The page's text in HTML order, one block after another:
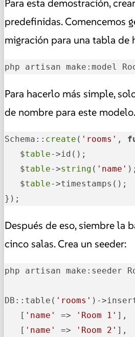
Para esta demostración,
predefinidas. Comencemos
migración para una tabla de
php artisan make:model
Para hacerlo más simple,
de nombre para este modelo.
Schema:: create ( 'rooms' ,
   $
table->id();
   $
table->string ( 'name' );
   $
table->timestamps();
});
Después de eso, siembre la
cinco salas. Crea un seeder:
php artisan make:seeder
DB::table ( 'rooms' ) ->
   [
'name' => 'Room 1' ],
   [
'name' => 'Room 2' ],